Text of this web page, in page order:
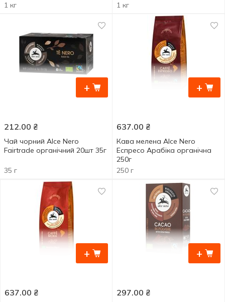
1 кг 1 кг
+
212.00 ₴
Чай чорний Alce Nero
Fairtrade органічний 20шт 35г
35 г
+
637.00 ₴
Кава мелена Alce Nero
Еспресо Арабіка органічна
250г
250 г
+
637.00 ₴
+
297.00 ₴